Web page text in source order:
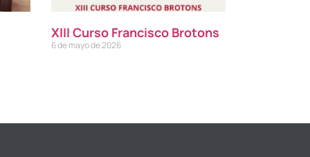
XIII Curso Francisco Brotons
6 de mayo de 2026